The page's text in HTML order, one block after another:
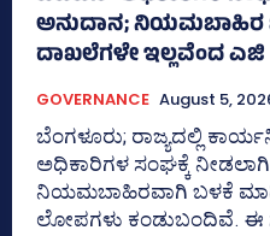
ಅನುದಾನ; ನಿಯಮಬಾಹಿರ
ದಾಖಲೆಗಳೇ ಇಲ್ಲವೆಂದ ಎಜಿ
GOVERNANCE August 5,
ಬೆಂಗಳೂರು; ರಾಜ್ಯದಲ್ಲಿ
ಅಧಿಕಾರಿಗಳ ಸಂಘಕ್ಕೆ
ನಿಯಮಬಾಹಿರವಾಗಿ ಬಳಕೆ
ಲೋಪಗಳು ಕಂಡುಬಂದಿವೆ. ಈ